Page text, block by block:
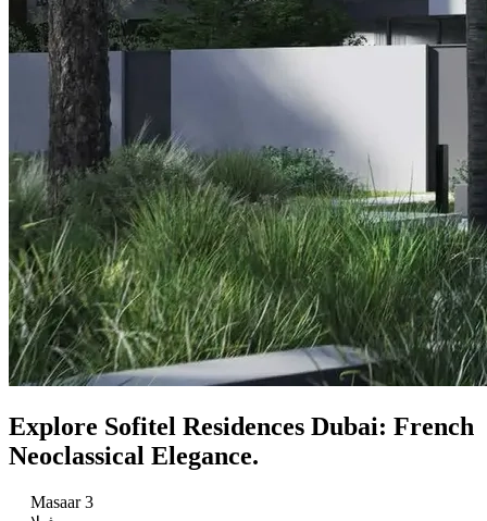
Explore Sofitel Residences Dubai: French
Neoclassical Elegance.
Masaar 3